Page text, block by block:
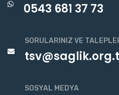
0543 681 37 73
SORULARINIZ VE
SOSYAL MEDYA